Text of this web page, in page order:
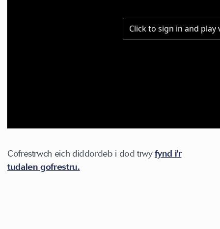
Cofrestrwch eich diddordeb i dod trwyfynd i'r
tudalen gofrestru.